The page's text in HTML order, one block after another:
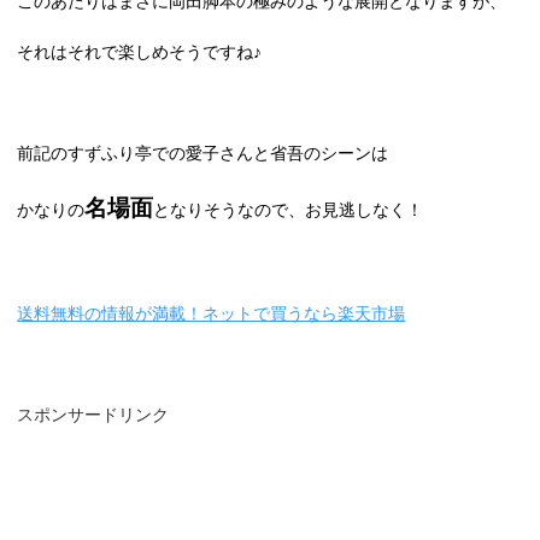
それはそれで楽しめそうですね♪
前記のすずふり亭での愛子さんと省吾のシーンは
かなりの名場面となりそうなので、お見逃しなく！
送料無料の情報が満載！ネットで買うなら楽天市場
スポンサードリンク